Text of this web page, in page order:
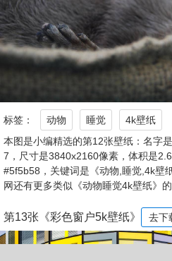
标签： 动物 睡觉
4k壁纸
本图是小编精选的第12张壁纸：名字
7，尺寸是3840x2160像素，体积是
#5f5b58，关键词是《动物,睡觉,4k壁
网还有更多类似《动物睡觉4k壁纸》的
第13张《彩色窗户5k壁纸》 去下